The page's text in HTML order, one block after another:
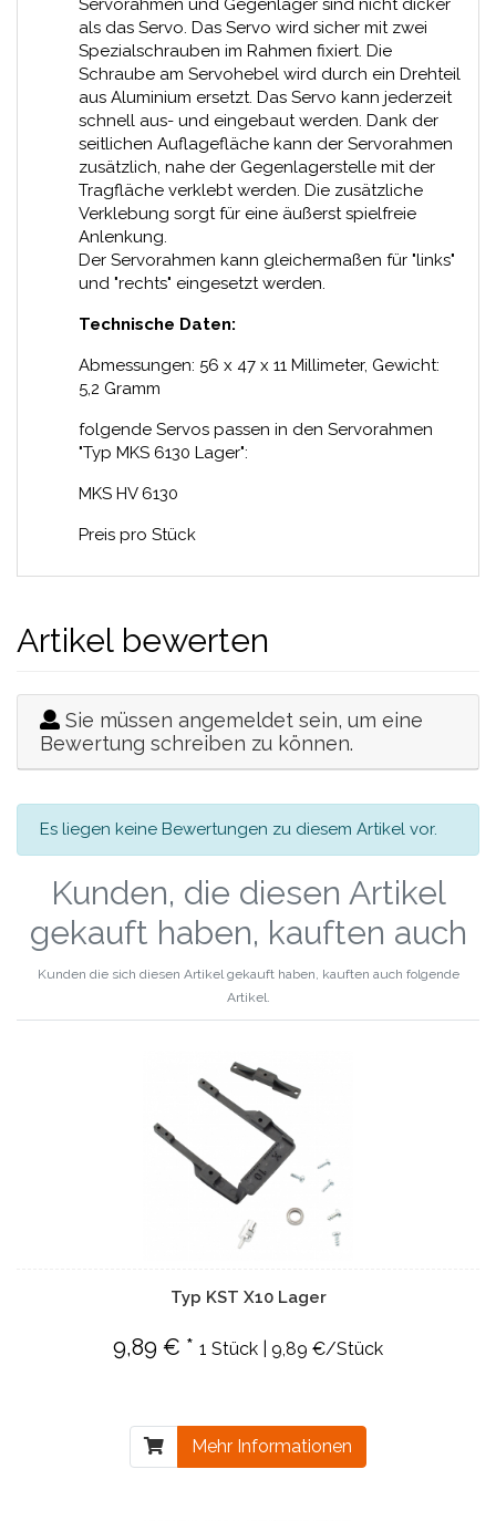
Servorahmen und Gegenlager sind nicht dicker
als das Servo. Das Servo wird sicher mit zwei
Spezialschrauben im Rahmen fixiert. Die
Schraube am Servohebel wird durch ein Drehteil
aus Aluminium ersetzt. Das Servo kann jederzeit
schnell aus- und eingebaut werden. Dank der
seitlichen Auflagefläche kann der Servorahmen
zusätzlich, nahe der Gegenlagerstelle mit der
Tragfläche verklebt werden. Die zusätzliche
Verklebung sorgt für eine äußerst spielfreie
Anlenkung.
Der Servorahmen kann gleichermaßen für "links"
und "rechts" eingesetzt werden.
Technische Daten:
Abmessungen: 56 x 47 x 11 Millimeter, Gewicht:
5,2 Gramm
folgende Servos passen in den Servorahmen
"Typ MKS 6130 Lager":
MKS HV 6130
Preis pro Stück
Artikel bewerten
Sie müssen angemeldet sein, um eine
Bewertung schreiben zu können.
Es liegen keine Bewertungen zu diesem Artikel vor.
Kunden, die diesen Artikel
gekauft haben, kauften auch
Kunden die sich diesen Artikel gekauft haben, kauften auch folgende
Artikel.
Typ KST X10 Lager
9,89 € * 1 Stück | 9,89 €/Stück
Mehr Informationen